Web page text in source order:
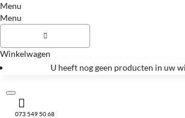
Menu
Menu
Winkelwagen
U heeft nog geen producten in uw
073 549 50 68